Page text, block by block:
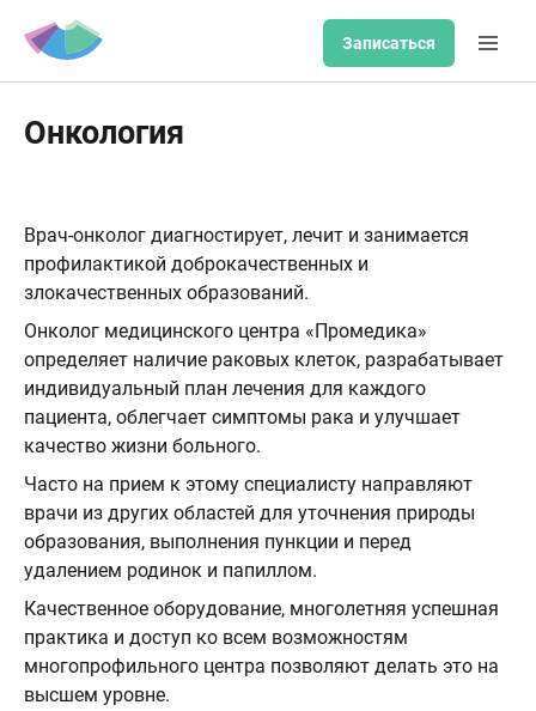
Записаться
Онкология
Врач-онколог диагностирует, лечит и занимается
профилактикой доброкачественных и
злокачественных образований.
Онколог медицинского центра «Промедика»
определяет наличие раковых клеток, разрабатывает
индивидуальный план лечения для каждого
пациента, облегчает симптомы рака и улучшает
качество жизни больного.
Часто на прием к этому специалисту направляют
врачи из других областей для уточнения природы
образования, выполнения пункции и перед
удалением родинок и папиллом.
Качественное оборудование, многолетняя успешная
практика и доступ ко всем возможностям
многопрофильного центра позволяют делать это на
высшем уровне.